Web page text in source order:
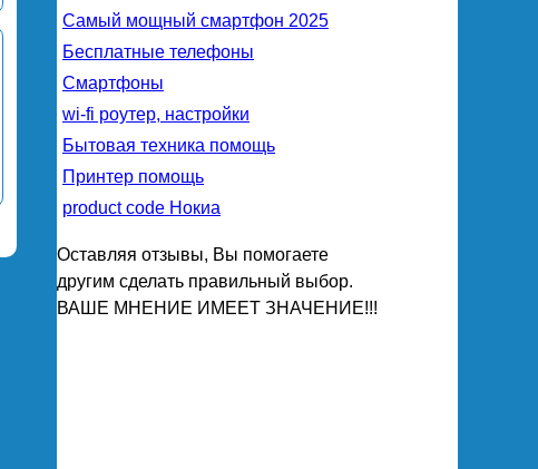
Самый мощный смартфон 2025
Бесплатные телефоны
Смартфоны
wi-fi роутер, настройки
Бытовая техника помощь
Принтер помощь
product code Нокиа
Оставляя отзывы, Вы помогаете
другим сделать правильный выбор.
ВАШЕ МНЕНИЕ ИМЕЕТ ЗНАЧЕНИЕ!!!